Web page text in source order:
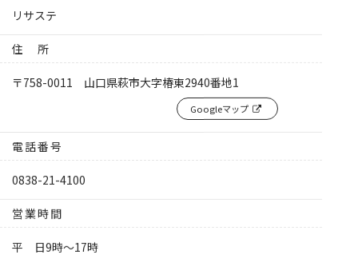
リサステ
住 所
〒758-0011 山口県萩市大字椿東2940番地1
Googleマップ
電話番号
0838-21-4100
営業時間
平 日9時～17時